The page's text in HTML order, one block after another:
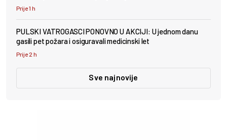
Prije 1 h
PULSKI VATROGASCI PONOVNO U AKCIJI: U jednom danu
gasili pet požara i osiguravali medicinski let
Prije 2 h
Sve najnovije